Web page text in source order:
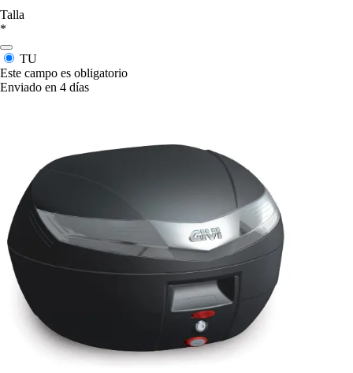
Talla
*
TU
Este campo es obligatorio
Enviado en 4 días